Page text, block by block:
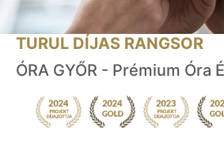
TURUL DÍJAS RANGSOR
ÓRA GYŐR - Prémium Óra